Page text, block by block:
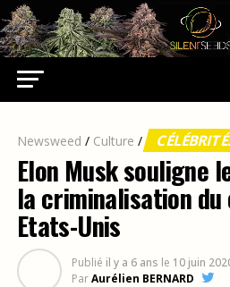
Newsweed / Culture /
Elon Musk souligne
la criminalisation du
Etats-Unis
Publié il y a 6 ans le 10 juin
ParAurélien BERNARD